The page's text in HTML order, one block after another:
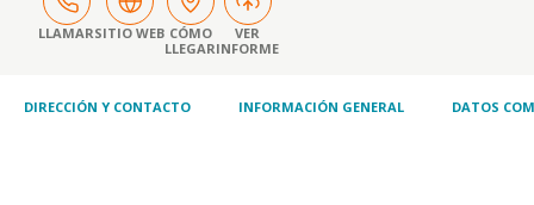
LLAMARSITIO WEB CÓMO
LLEGAR
VER
INFORME
DIRECCIÓN Y CONTACTO INFORMACIÓN GENERAL DATOS